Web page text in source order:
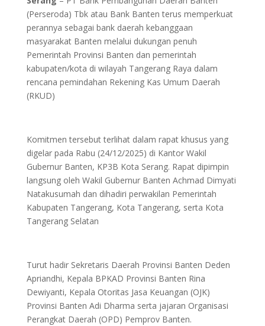
(Perseroda) Tbk atau Bank Banten terus memperkuat
perannya sebagai bank daerah kebanggaan
masyarakat Banten melalui dukungan penuh
Pemerintah Provinsi Banten dan pemerintah
kabupaten/kota di wilayah Tangerang Raya dalam
rencana pemindahan Rekening Kas Umum Daerah
(RKUD)
Komitmen tersebut terlihat dalam rapat khusus yang
digelar pada Rabu (24/12/2025) di Kantor Wakil
Gubernur Banten, KP3B Kota Serang. Rapat dipimpin
langsung oleh Wakil Gubernur Banten Achmad Dimyati
Natakusumah dan dihadiri perwakilan Pemerintah
Kabupaten Tangerang, Kota Tangerang, serta Kota
Tangerang Selatan
Turut hadir Sekretaris Daerah Provinsi Banten Deden
Apriandhi, Kepala BPKAD Provinsi Banten Rina
Dewiyanti, Kepala Otoritas Jasa Keuangan (OJK)
Provinsi Banten Adi Dharma serta jajaran Organisasi
Perangkat Daerah (OPD) Pemprov Banten.